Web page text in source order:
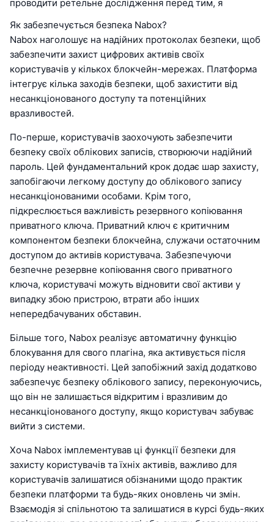
проводити ретельне дослідження перед тим, я
Як забезпечується безпека Nabox?
Nabox наголошує на надійних протоколах безпеки, щоб
забезпечити захист цифрових активів своїх
користувачів у кількох блокчейн-мережах. Платформа
інтегрує кілька заходів безпеки, щоб захистити від
несанкціонованого доступу та потенційних
вразливостей.
По-перше, користувачів заохочують забезпечити
безпеку своїх облікових записів, створюючи надійний
пароль. Цей фундаментальний крок додає шар захисту,
запобігаючи легкому доступу до облікового запису
несанкціонованими особами. Крім того,
підкреслюється важливість резервного копіювання
приватного ключа. Приватний ключ є критичним
компонентом безпеки блокчейна, служачи остаточним
доступом до активів користувача. Забезпечуючи
безпечне резервне копіювання свого приватного
ключа, користувачі можуть відновити свої активи у
випадку збою пристрою, втрати або інших
непередбачуваних обставин.
Більше того, Nabox реалізує автоматичну функцію
блокування для свого плагіна, яка активується після
періоду неактивності. Цей запобіжний захід додатково
забезпечує безпеку облікового запису, переконуючись,
що він не залишається відкритим і вразливим до
несанкціонованого доступу, якщо користувач забуває
вийти з системи.
Хоча Nabox імплементував ці функції безпеки для
захисту користувачів та їхніх активів, важливо для
користувачів залишатися обізнаними щодо практик
безпеки платформи та будь-яких оновлень чи змін.
Взаємодія зі спільнотою та залишатися в курсі будь-яких